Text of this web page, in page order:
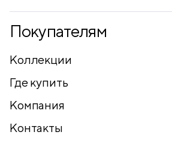
Покупателям
Коллекции
Где купить
Компания
Контакты